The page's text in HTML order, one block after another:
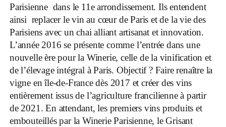
Parisienne dans le 11e arrondissement. Ils entendent
ainsi replacer le vin au cœur de Paris et de la vie des
Parisiens avec un chai alliant artisanat et innovation.
L’année 2016 se présente comme l’entrée dans une
nouvelle ère pour la Winerie, celle de la vinification et
de l’élevage intégral à Paris. Objectif ? Faire renaître la
vigne en île-de-France dès 2017 et créer des vins
entièrement issus de l’agriculture francilienne à partir
de 2021. En attendant, les premiers vins produits et
embouteillés par la Winerie Parisienne, le Grisant